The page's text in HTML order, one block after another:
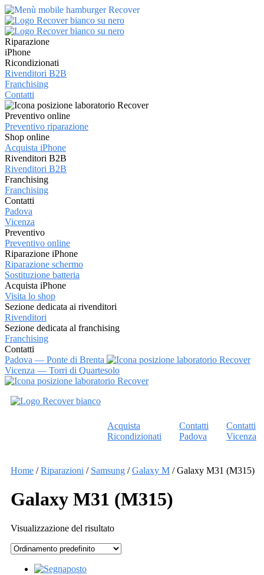
Riparazione
iPhone
Ricondizionati
Rivenditori B2B
Franchising
Contatti
Preventivo online
Preventivo riparazione
Shop online
Acquista iPhone
Rivenditori B2B
Rivenditori B2B
Franchising
Franchising
Contatti
Padova
Vicenza
Preventivo
Preventivo online
Riparazione iPhone
Riparazione schermo
Sostituzione batteria
Acquista iPhone
Visita lo shop
Sezione dedicata ai rivenditori
Rivenditori
Sezione dedicata al franchising
Franchising
Contatti
Padova — Ponte di Brenta
Vicenza — Torri di Quartesolo
Acquista
Ricondizionati
Contatti
Padova
Contatti
Vicenza
Home /Riparazioni / Samsung /Galaxy M / Galaxy M31 (M315)
Galaxy M31 (M315)
Visualizzazione del risultato